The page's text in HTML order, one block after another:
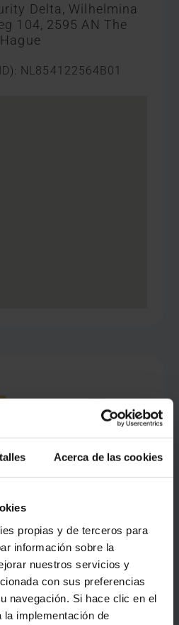
Acerca de las cookies
propias y de terceros para
información sobre la
nuestros servicios y
con sus preferencias
navegación. Si hace clic en el
la implementación de
Delta, Wilhelmina
104, 2595 AN The
Hague
NL854122564B01
966 845 115